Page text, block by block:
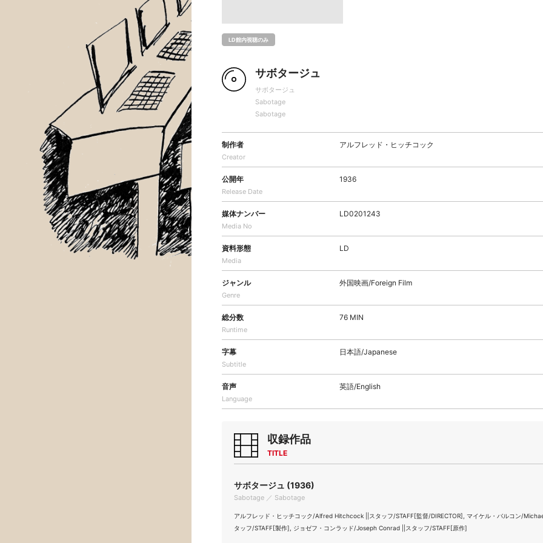
LD館内視聴のみ
サボタージュ
サボタージュ
Sabotage
Sabotage
制作者
Creator
アルフレッド・ヒッチコック
公開年
Release Date
1936
媒体ナンバー
Media No
LD0201243
資料形態
Media
LD
ジャンル
Genre
外国映画/Foreign Film
総分数
Runtime
76 MIN
字幕
Subtitle
日本語/Japanese
音声
Language
英語/English
収録作品
TITLE
サボタージュ (1936)
Sabotage ／ Sabotage
アルフレッド・ヒッチコック/Alfred Hitchcock ||スタッフ/STAFF[監督/DIRECTOR], マイケル・バルコン/
タッフ/STAFF[製作], ジョゼフ・コンラッド/Joseph Conrad ||スタッフ/STAFF[原作]